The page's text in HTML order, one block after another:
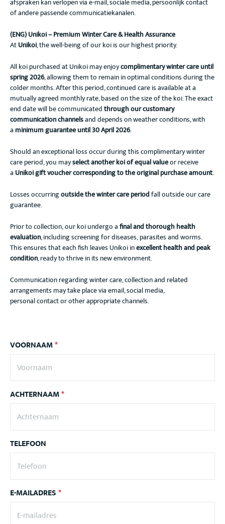
of andere passende communicatiekanalen.
(ENG) Unikoi – Premium Winter Care & Health Assurance
AtUnikoi, the well-being of our koi is our highest priority.
All koi purchased at Unikoi may enjoycomplimentary winter care until
spring 2026, allowing them to remain in optimal conditions during the
colder months. After this period, continued care is available at a
mutually agreed monthly rate, based on the size of the koi. The exact
end date will be communicatedthrough our customary
communication channelsand depends on weather conditions, with
a minimum guarantee until 30 April 2026.
Should an exceptional loss occur during this complimentary winter
care period, you mayselect another koi of equal valueor receive
a Unikoi gift voucher corresponding to the original purchase amount.
Losses occurringoutside the winter care periodfall outside our care
guarantee.
Prior to collection, our koi undergo afinal and thorough health
evaluation, including screening for diseases, parasites and worms.
This ensures that each fish leaves Unikoi inexcellent health and peak
condition, ready to thrive in its new environment.
Communication regarding winter care, collection and related
arrangements may take place via email, social media,
personal contact or other appropriate channels.
VOORNAAM*
ACHTERNAAM*
TELEFOON
E-MAILADRES*